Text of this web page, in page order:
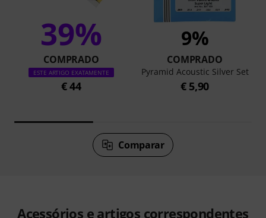
39%
COMPRADO
ESTE ARTIGO EXATAMENTE
€ 44
9%
COMPRADO
Pyramid Acoustic Silver Set
€ 5,90
Comparar
Acessórios e artigos correspondentes